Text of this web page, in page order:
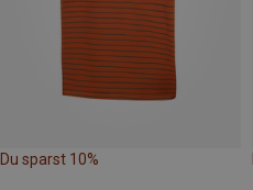
Du sparst 10%